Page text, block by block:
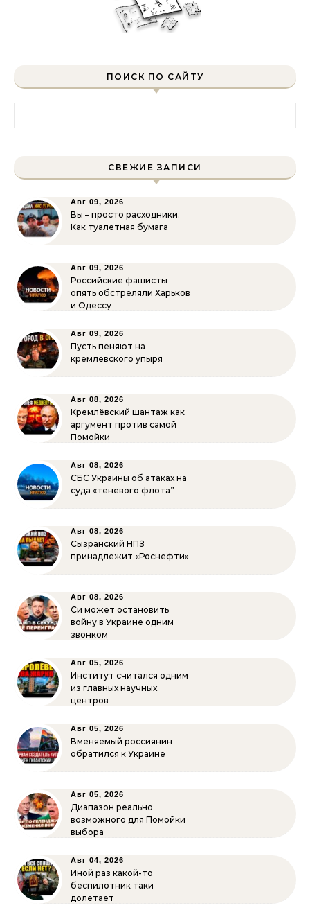
ПОИСК ПО САЙТУ
СВЕЖИЕ ЗАПИСИ
Авг 09, 2026
Вы – просто расходники.
Как туалетная бумага
Авг 09, 2026
Российские фашисты
опять обстреляли Харьков
и Одессу
Авг 09, 2026
Пусть пеняют на
кремлёвского упыря
Авг 08, 2026
Кремлёвский шантаж как
аргумент против самой
Помойки
Авг 08, 2026
СБС Украины об атаках на
суда «теневого флота”
Авг 08, 2026
Сызранский НПЗ
принадлежит «Роснефти»
Авг 08, 2026
Си может остановить
войну в Украине одним
звонком
Авг 05, 2026
Институт считался одним
из главных научных
центров
Авг 05, 2026
Вменяемый россиянин
обратился к Украине
Авг 05, 2026
Диапазон реально
возможного для Помойки
выбора
Авг 04, 2026
Иной раз какой-то
беспилотник таки
долетает